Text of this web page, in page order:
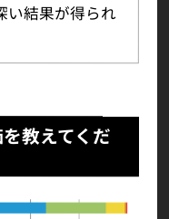
い結果が得られ
教えてくだ